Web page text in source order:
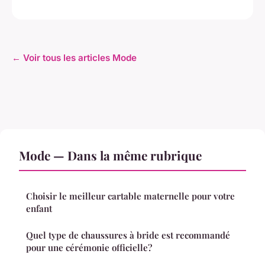
← Voir tous les articles Mode
Mode — Dans la même rubrique
Choisir le meilleur cartable maternelle pour votre
enfant
Quel type de chaussures à bride est recommandé
pour une cérémonie officielle?